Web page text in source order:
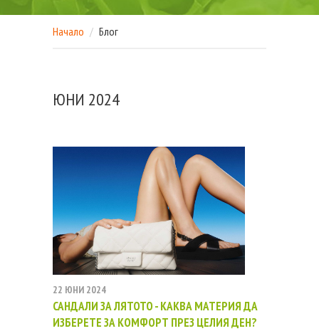
Начало Блог
ЮНИ 2024
22 ЮНИ 2024
САНДАЛИ ЗА ЛЯТОТО - КАКВА МАТЕРИЯ ДА
ИЗБЕРЕТЕ ЗА КОМФОРТ ПРЕЗ ЦЕЛИЯ ДЕН?